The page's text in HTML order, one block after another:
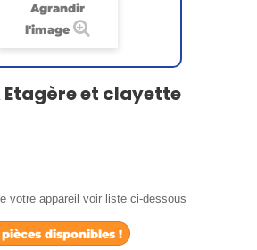
Agrandir
l'image
Etagère et clayette
votre appareil voir liste ci-dessous
disponibles !